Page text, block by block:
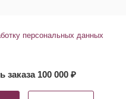
персональных данных
100 000 ₽